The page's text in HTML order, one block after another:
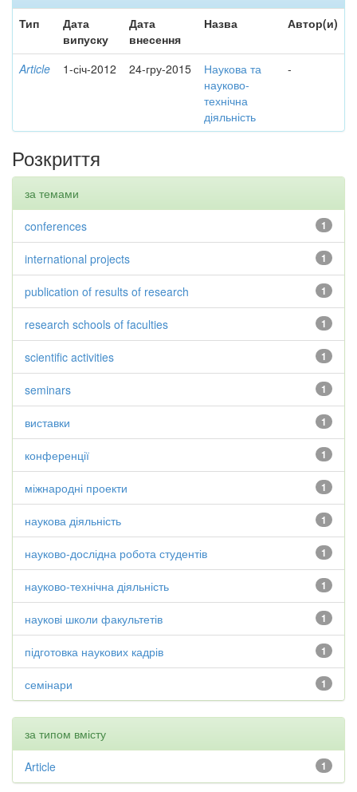
Тип
Дата
випуску
Дата
внесення
Назва Автор(и)
Article 1-січ-2012 24-гру-2015
Наукова та
науково-
технічна
діяльність
-
Розкриття
за темами
1
conferences
1
international projects
1
publication of results of research
1
research schools of faculties
1
scientific activities
1
seminars
1
виставки
1
конференції
1
міжнародні проекти
1
наукова діяльність
1
науково-дослідна робота студентів
1
науково-технічна діяльність
1
наукові школи факультетів
1
підготовка наукових кадрів
1
семінари
за типом вмісту
1
Article